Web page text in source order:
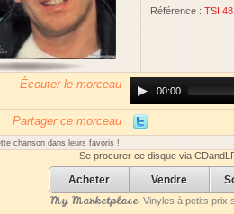
Référence : TSI
Écouter le morceau
Player00:00
Partager ce morceau
chanson dans leurs favoris !
Se procurer ce disque via
Acheter Vendre
My Marketplace, Vinyles à petits prix